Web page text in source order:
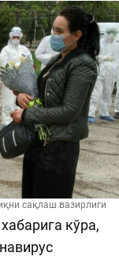
сақлаш вазирлиги
кўра,